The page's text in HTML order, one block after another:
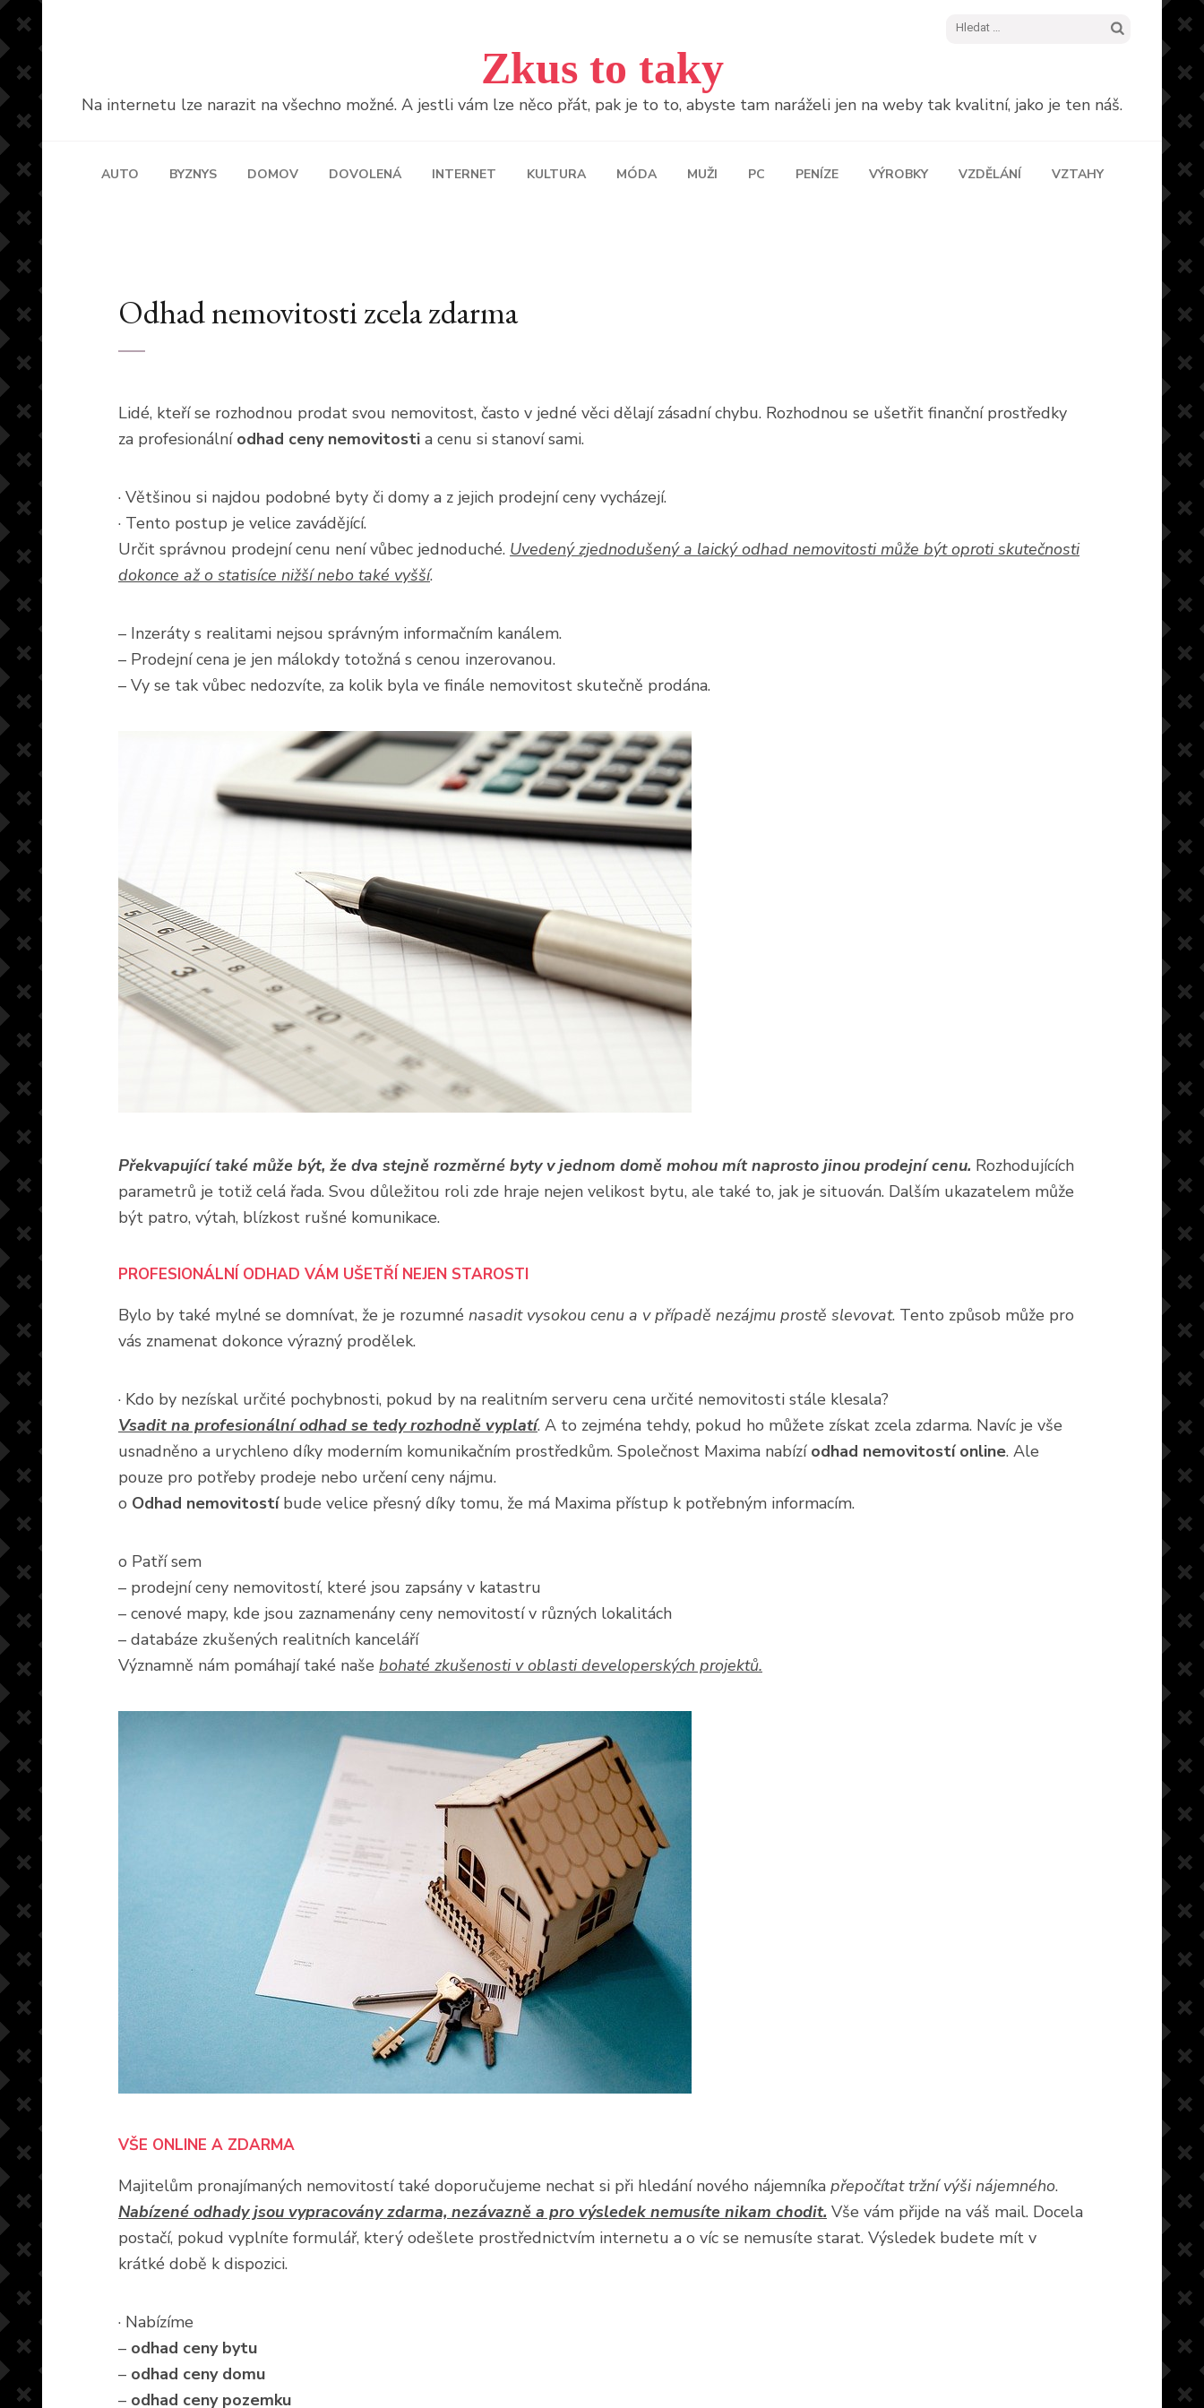
(stiskněte
Enter)
Vyhledávání
Zkus to taky
Na internetu lze narazit na všechno možné. A jestli vám lze něco přát, pak je to to, abyste tam naráželi jen na weby tak kvalitní, jako je ten náš.
AUTO BYZNYS DOMOV DOVOLENÁ INTERNET KULTURA MÓDA MUŽI PC PENÍZE VÝROBKY VZDĚLÁNÍ VZTAHY
Odhad nemovitosti zcela zdarma
Lidé, kteří se rozhodnou prodat svou nemovitost, často v jedné věci dělají zásadní chybu. Rozhodnou se ušetřit finanční prostředky
za profesionální odhad ceny nemovitosti a cenu si stanoví sami.
· Většinou si najdou podobné byty či domy a z jejich prodejní ceny vycházejí.
· Tento postup je velice zavádějící.
Určit správnou prodejní cenu není vůbec jednoduché. Uvedený zjednodušený a laický odhad nemovitosti může být oproti skutečnosti
dokonce až o statisíce nižší nebo také vyšší.
– Inzeráty s realitami nejsou správným informačním kanálem.
– Prodejní cena je jen málokdy totožná s cenou inzerovanou.
– Vy se tak vůbec nedozvíte, za kolik byla ve finále nemovitost skutečně prodána.
Překvapující také může být, že dva stejně rozměrné byty v jednom domě mohou mít naprosto jinou prodejní cenu. Rozhodujících
parametrů je totiž celá řada. Svou důležitou roli zde hraje nejen velikost bytu, ale také to, jak je situován. Dalším ukazatelem může
být patro, výtah, blízkost rušné komunikace.
PROFESIONÁLNÍ ODHAD VÁM UŠETŘÍ NEJEN STAROSTI
Bylo by také mylné se domnívat, že je rozumné nasadit vysokou cenu a v případě nezájmu prostě slevovat. Tento způsob může pro
vás znamenat dokonce výrazný prodělek.
· Kdo by nezískal určité pochybnosti, pokud by na realitním serveru cena určité nemovitosti stále klesala?
Vsadit na profesionální odhad se tedy rozhodně vyplatí. A to zejména tehdy, pokud ho můžete získat zcela zdarma. Navíc je vše
usnadněno a urychleno díky moderním komunikačním prostředkům. Společnost Maxima nabízí odhad nemovitostí online. Ale
pouze pro potřeby prodeje nebo určení ceny nájmu.
o Odhad nemovitostíbude velice přesný díky tomu, že má Maxima přístup k potřebným informacím.
o Patří sem
– prodejní ceny nemovitostí, které jsou zapsány v katastru
– cenové mapy, kde jsou zaznamenány ceny nemovitostí v různých lokalitách
– databáze zkušených realitních kanceláří
Významně nám pomáhají také naše bohaté zkušenosti v oblasti developerských projektů.
VŠE ONLINE A ZDARMA
Majitelům pronajímaných nemovitostí také doporučujeme nechat si při hledání nového nájemníka přepočítat tržní výši nájemného.
Nabízené odhady jsou vypracovány zdarma, nezávazně a pro výsledek nemusíte nikam chodit. Vše vám přijde na váš mail. Docela
postačí, pokud vyplníte formulář, který odešlete prostřednictvím internetu a o víc se nemusíte starat. Výsledek budete mít v
krátké době k dispozici.
· Nabízíme
– odhad ceny bytu
– odhad ceny domu
– odhad ceny pozemku